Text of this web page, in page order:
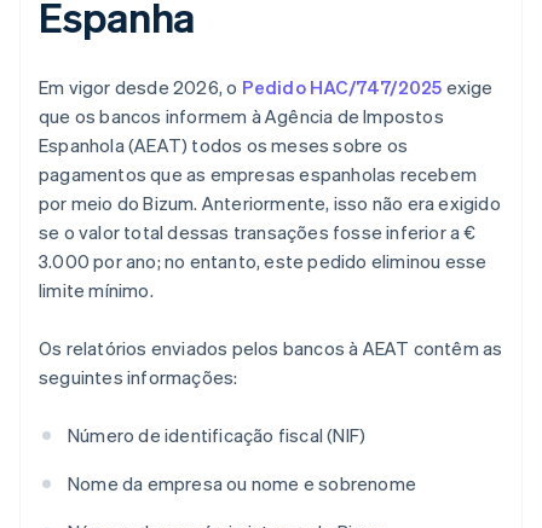
Espanha
Em vigor desde 2026, o Pedido HAC/747/2025 exige
que os bancos informem à Agência de Impostos
Espanhola (AEAT) todos os meses sobre os
pagamentos que as empresas espanholas recebem
por meio do Bizum. Anteriormente, isso não era exigido
se o valor total dessas transações fosse inferior a €
3.000 por ano; no entanto, este pedido eliminou esse
limite mínimo.
Os relatórios enviados pelos bancos à AEAT contêm as
seguintes informações:
Número de identificação fiscal (NIF)
Nome da empresa ou nome e sobrenome